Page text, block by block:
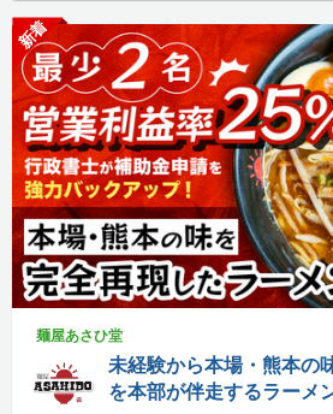
新着
麺屋あさひ堂
未経験から本場・熊本の
を本部が伴走するラーメ